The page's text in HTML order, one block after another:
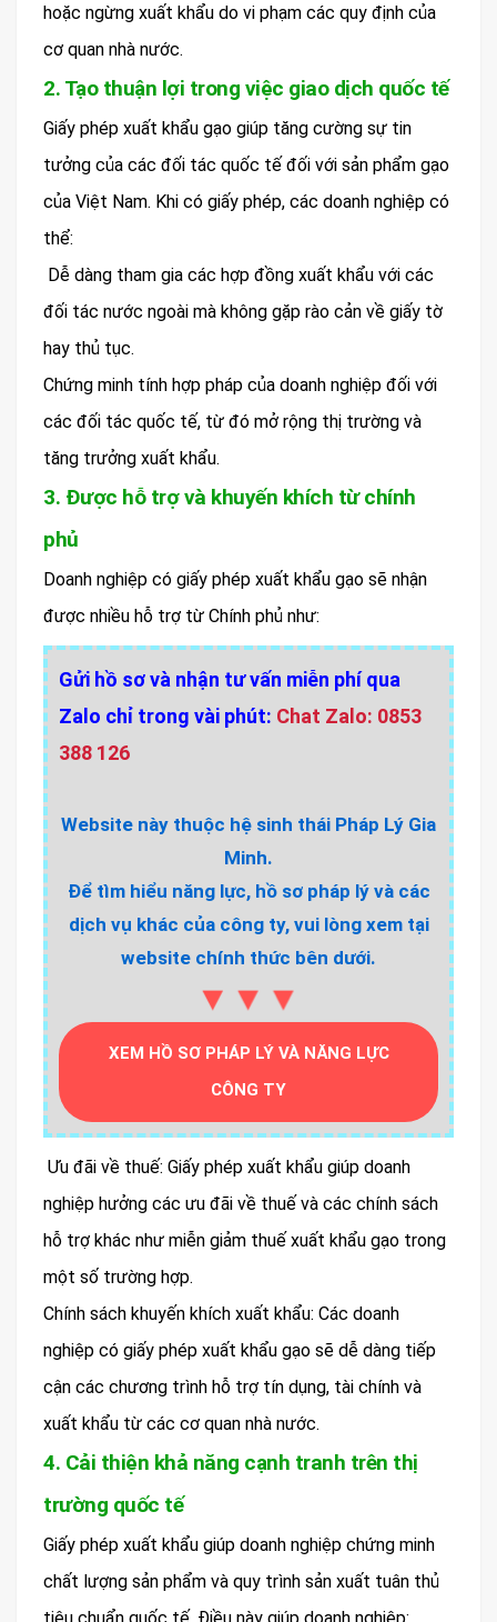
hoặc ngừng xuất khẩu do vi phạm các quy định của
cơ quan nhà nước.
2. Tạo thuận lợi trong việc giao dịch quốc tế
Giấy phép xuất khẩu gạo giúp tăng cường sự tin
tưởng của các đối tác quốc tế đối với sản phẩm gạo
của Việt Nam. Khi có giấy phép, các doanh nghiệp có
thể:
Dễ dàng tham gia các hợp đồng xuất khẩu với các
đối tác nước ngoài mà không gặp rào cản về giấy tờ
hay thủ tục.
Chứng minh tính hợp pháp của doanh nghiệp đối với
các đối tác quốc tế, từ đó mở rộng thị trường và
tăng trưởng xuất khẩu.
3. Được hỗ trợ và khuyến khích từ chính
phủ
Doanh nghiệp có giấy phép xuất khẩu gạo sẽ nhận
được nhiều hỗ trợ từ Chính phủ như:
Gửi hồ sơ và nhận tư vấn miễn phí qua
Zalo chỉ trong vài phút: Chat Zalo: 0853
388 126
Website này thuộc hệ sinh thái Pháp Lý Gia
Minh.
Để tìm hiểu năng lực, hồ sơ pháp lý và các
dịch vụ khác của công ty, vui lòng xem tại
website chính thức bên dưới.
▼▼▼
XEM HỒ SƠ PHÁP LÝ VÀ NĂNG LỰC
CÔNG TY
Ưu đãi về thuế: Giấy phép xuất khẩu giúp doanh
nghiệp hưởng các ưu đãi về thuế và các chính sách
hỗ trợ khác như miễn giảm thuế xuất khẩu gạo trong
một số trường hợp.
Chính sách khuyến khích xuất khẩu: Các doanh
nghiệp có giấy phép xuất khẩu gạo sẽ dễ dàng tiếp
cận các chương trình hỗ trợ tín dụng, tài chính và
xuất khẩu từ các cơ quan nhà nước.
4. Cải thiện khả năng cạnh tranh trên thị
trường quốc tế
Giấy phép xuất khẩu giúp doanh nghiệp chứng minh
chất lượng sản phẩm và quy trình sản xuất tuân thủ